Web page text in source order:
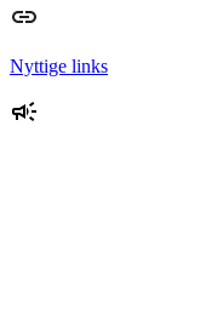
Nyttige links